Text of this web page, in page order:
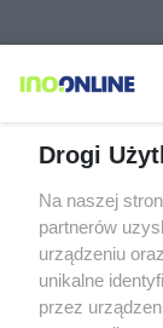
Drogi
Na naszej
partnerów
urządzeniu
unikalne
przez